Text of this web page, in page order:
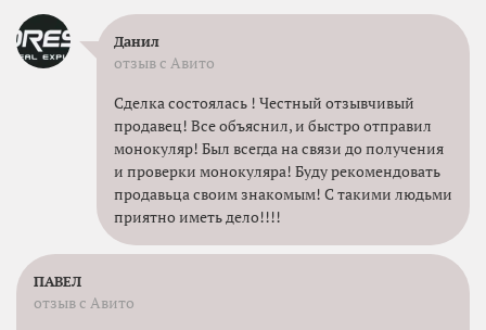
Данил
отзыв с Авито
Сделка состоялась ! Честный отзывчивый
продавец! Все объяснил, и быстро отправил
монокуляр! Был всегда на связи до получения
и проверки монокуляра! Буду рекомендовать
продавьца своим знакомым! С такими людьми
приятно иметь дело!!!!
ПАВЕЛ
отзыв с Авито